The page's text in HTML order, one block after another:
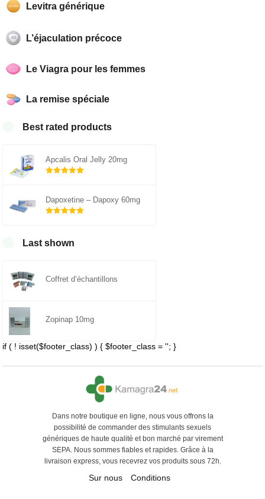
Levitra générique
L’éjaculation précoce
Le Viagra pour les femmes
La remise spéciale
Best rated products
Apcalis Oral Jelly 20mg
Dapoxetine – Dapoxy 60mg
Last shown
Coffret d’échantillons
Zopinap 10mg
if ( ! isset($footer_class) ) { $footer_class = ''; }
Dans notre boutique en ligne, nous vous offrons la
possibilité de commander des stimulants sexuels
génériques de haute qualité et bon marché par virement
SEPA. Nous sommes fiables et rapides. Grâce à la
livraison express, vous recevrez vos produits sous 72h.
Sur nous Conditions